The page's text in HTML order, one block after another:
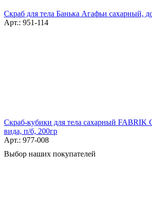
Скраб для тела Банька Агафьи сахарный,
Арт.: 951-114
Скраб-кубики для тела сахарный FABRIK
вида, п/б, 200гр
Арт.: 977-008
Выбор наших покупателей